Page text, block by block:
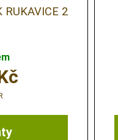
RUKAVICE 2